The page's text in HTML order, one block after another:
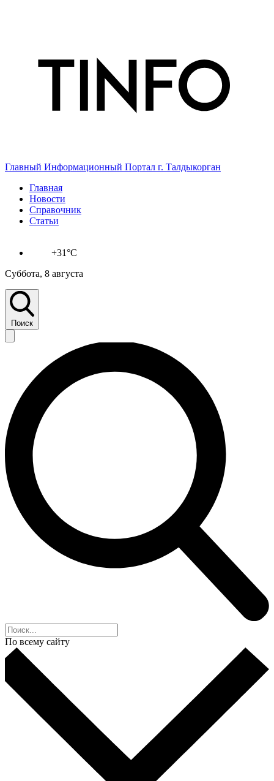
Главный Информационный Портал г. Талдыкорган
Главная
Новости
Справочник
Статьи
+31°C
Суббота, 8 августа
Поиск
По всему сайту